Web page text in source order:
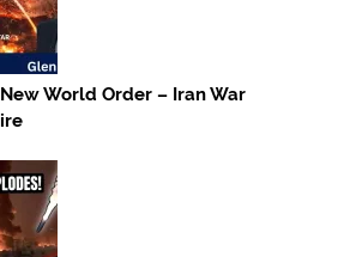
World Order – Iran War